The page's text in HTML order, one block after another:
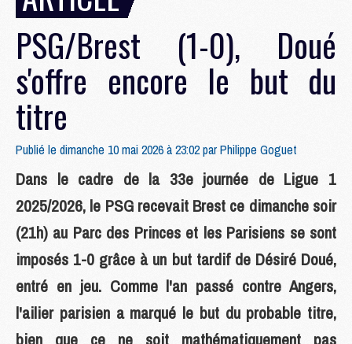
PSG/Brest (1-0), Doué
s'offre encore le but du
titre
Publié le dimanche 10 mai 2026 à 23:02 parPhilippe Goguet
Dans le cadre de la 33e journée de Ligue 1
2025/2026, le PSG recevait Brest ce dimanche soir
(21h) au Parc des Princes et les Parisiens se sont
imposés 1-0 grâce à un but tardif de Désiré Doué,
entré en jeu. Comme l'an passé contre Angers,
l'ailier parisien a marqué le but du probable titre,